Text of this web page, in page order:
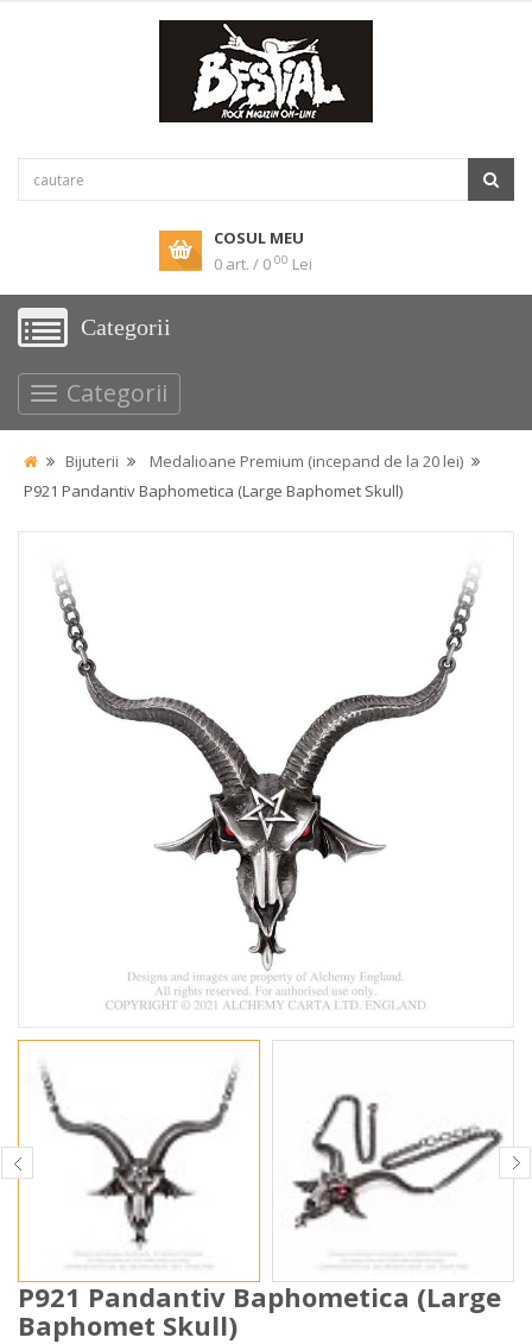
COSUL MEU
0 art. / 0 00 Lei
Categorii
Categorii
Bijuterii
Medalioane Premium (incepand de la 20 lei)
P921 Pandantiv Baphometica (Large Baphomet Skull)
P921 Pandantiv Baphometica (Large
Baphomet Skull)